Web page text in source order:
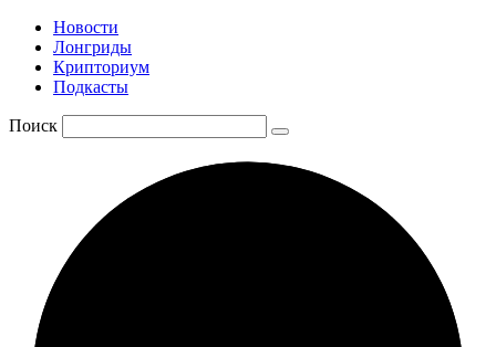
Новости
Лонгриды
Крипториум
Подкасты
Поиск